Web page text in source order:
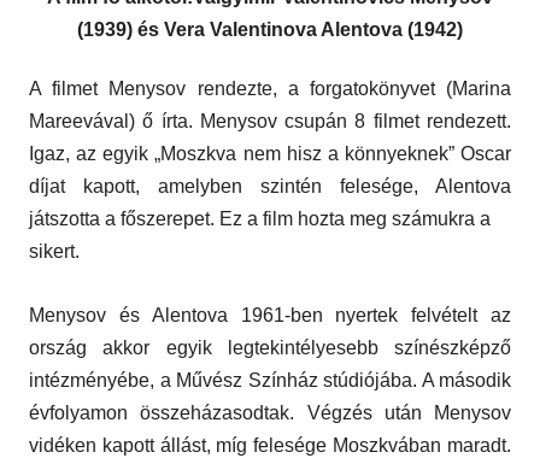
(1939) és Vera Valentinova Alentova (1942)
A filmet Menysov rendezte, a forgatokönyvet (Marina
Mareevával) ő írta. Menysov csupán 8 filmet rendezett.
Igaz, az egyik „Moszkva nem hisz a könnyeknek” Oscar
díjat kapott, amelyben szintén felesége, Alentova
játszotta a főszerepet. Ez a film hozta meg számukra a
sikert.
Menysov és Alentova 1961-ben nyertek felvételt az
ország akkor egyik legtekintélyesebb színészképző
intézményébe, a Művész Színház stúdiójába. A második
évfolyamon összeházasodtak. Végzés után Menysov
vidéken kapott állást, míg felesége Moszkvában maradt.